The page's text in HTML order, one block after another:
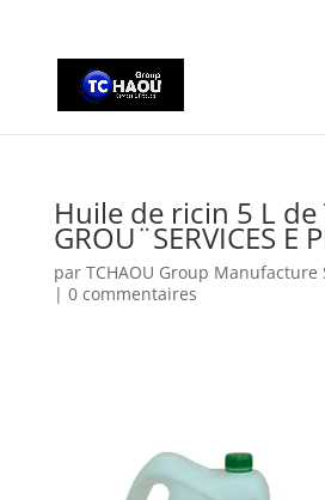
Huile de ricin 5 L de
GROU¨SERVICES E
par TCHAOU Group Manufacture
| 0 commentaires